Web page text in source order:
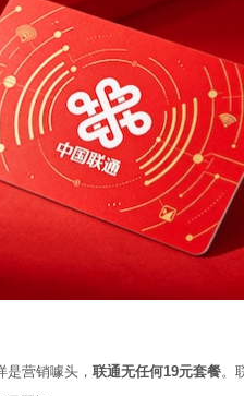
营销噱头， 联通无任何19元套餐。